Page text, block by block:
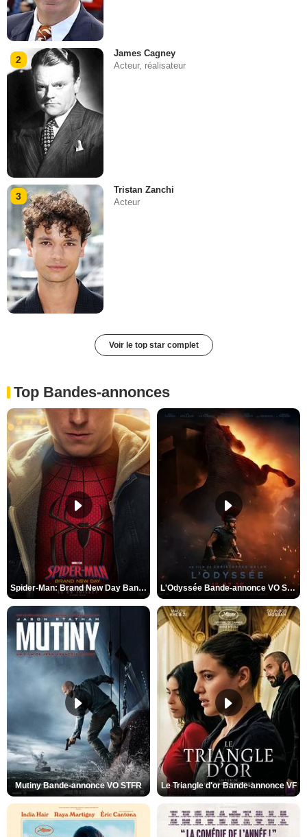
2
James Cagney
Acteur, réalisateur
3
Tristan Zanchi
Acteur
Voir le top star complet
Top Bandes-annonces
Spider-Man: Brand New Day Bande-annonce VO STFR L'Odyssée Bande-annonce VO STFR
Mutiny Bande-annonce VO STFR Le Triangle d'or Bande-annonce VF